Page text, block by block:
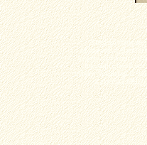
Plzeňské tramvaje
zajímavosti z
popisy typů vozů a
fotografií plzeňských
výluky, vykolejení či
z plzeňské